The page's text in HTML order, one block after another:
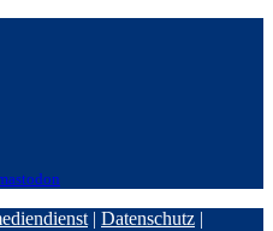
| Datenschutz |